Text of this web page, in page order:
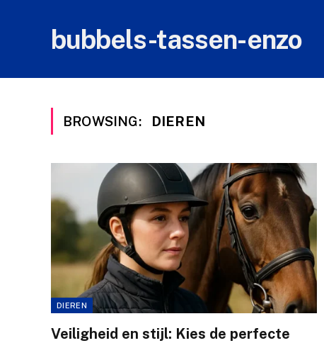
bubbels-tassen-enzo
BROWSING: DIEREN
DIEREN
Veiligheid en stijl: Kies de perfecte